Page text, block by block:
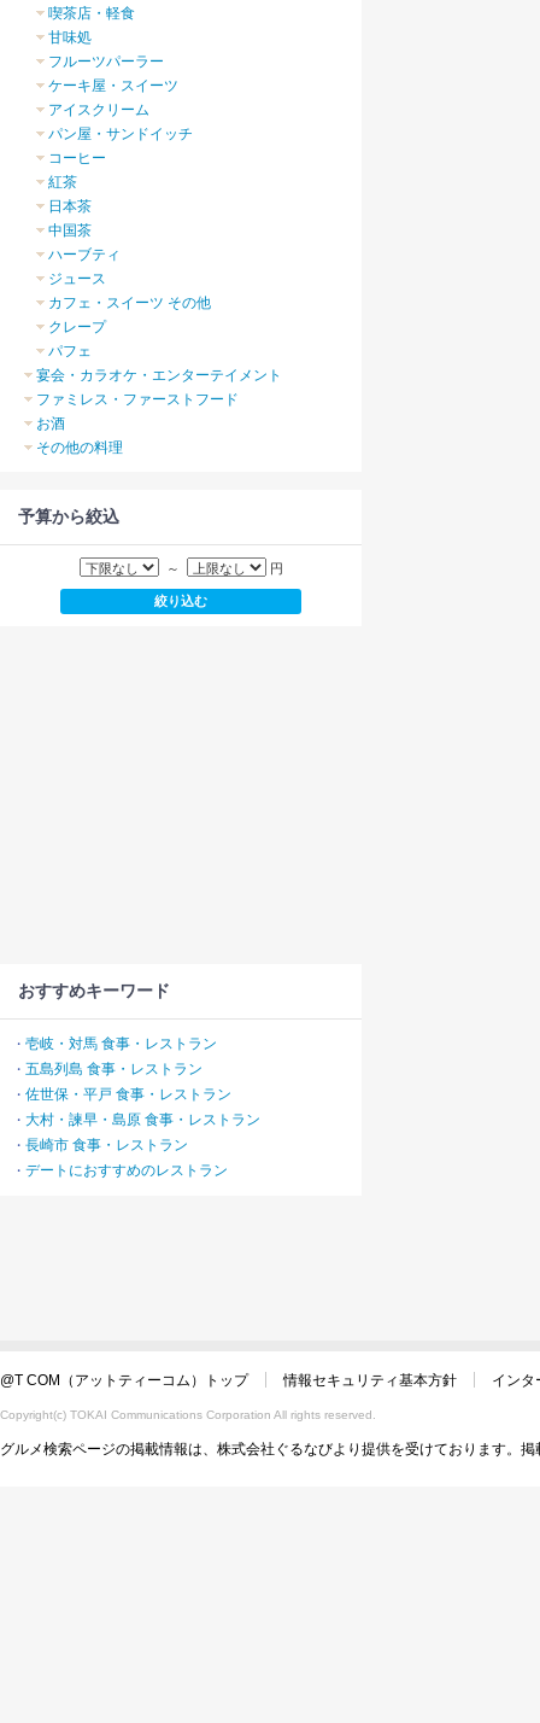
喫茶店・軽食
甘味処
フルーツパーラー
ケーキ屋・スイーツ
アイスクリーム
パン屋・サンドイッチ
コーヒー
紅茶
日本茶
中国茶
ハーブティ
ジュース
カフェ・スイーツ その他
クレープ
パフェ
宴会・カラオケ・エンターテイメント
ファミレス・ファーストフード
お酒
その他の料理
予算から絞込
～ 円
おすすめキーワード
・ 壱岐・対馬 食事・レストラン
・ 五島列島 食事・レストラン
・ 佐世保・平戸 食事・レストラン
・ 大村・諫早・島原 食事・レストラン
・ 長崎市 食事・レストラン
・ デートにおすすめのレストラン
@T COM（アットティーコム）トップ 情報セキュリティ基本方針 インタ
Copyright(c) TOKAI Communications Corporation All rights reserved.
グルメ検索ページの掲載情報は、株式会社ぐるなびより提供を受けております。